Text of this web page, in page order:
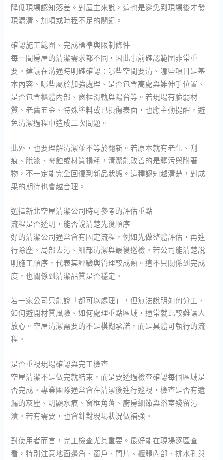
降低現場認知落差。對屋主來說，這也是避免到現場後才發
現漏清、加項或時程不足的關鍵。
確認施工範圍、完成標準與限制條件
每一間房屋的清潔需求都不同，因此事前確認範圍非常重
要。建議在溝通時明確確認：哪些空間要清、哪些項目是基
本內容、哪些屬於加強處理、是否包含高處與難伸手位置、
是否包含櫃體內部、窗框滑軌與陽台等。若現場有脆弱材
質、老舊五金、特殊塗料或已損傷表面，也應主動提醒，避
免清潔過程中造成二次問題。
此外，也要理解清潔並不等於翻新。若原本就有老化、刮
痕、脫漆、霉蝕或材質損耗，清潔能改善的是髒污與附著
物，不一定能完全回復到新品狀態。這種認知越清楚，對成
果的期待也會越合理。
選擇新北空屋清潔公司時可參考的評估重點
流程是否透明，能否說清楚先後順序
好的清潔公司通常會有固定流程，例如先做整體評估，再進
行除塵、局部去污、細部清潔與最後巡檢。若公司能清楚說
明施工順序，代表其經驗與管理較成熟。這不只關係到完成
度，也關係到清潔品質是否穩定。
若一家公司只能說「都可以處理」，但無法說明如何分工、
如何避開材質風險、如何處理重點區域，通常就比較難讓人
放心。空屋清潔需要的不是模糊承諾，而是具體可執行的流
程。
是否重視現場確認與完工檢查
空屋清潔不是做完就結束，而是要透過檢查確認每個區域是
否完成。專業團隊通常會在清潔後進行巡視，檢查是否有遺
漏的灰塵、明顯水痕、窗框角落、廚房細節與浴室殘留污
漬。若有需要，也會針對現場狀況做補強。
對使用者而言，完工檢查尤其重要。最好能在現場逐區查
看，特別注意地面邊角、窗戶、門片、櫃體內部、排水孔與